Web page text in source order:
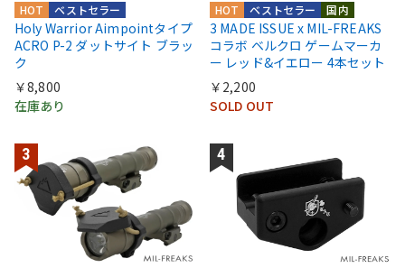
ベストセラー
HOT
Holy Warrior Aimpointタイプ
ACRO P-2 ダットサイト ブラッ
ク
￥8,800
在庫あり
国内
ベストセラー
HOT
3 MADE ISSUE x MIL-FREAKS
コラボ ベルクロ ゲームマーカ
ー レッド&イエロー 4本セット
￥2,200
SOLD OUT